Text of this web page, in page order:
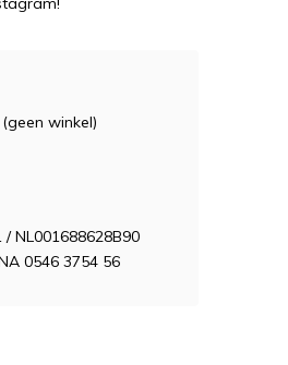
winkel)
NL001688628B90
0546 3754 56